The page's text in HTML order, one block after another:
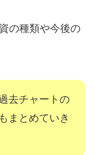
の種類や今後の
去チャートの
まとめていき